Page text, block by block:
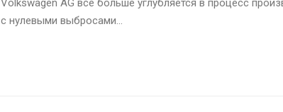
с нулевыми выбросами...